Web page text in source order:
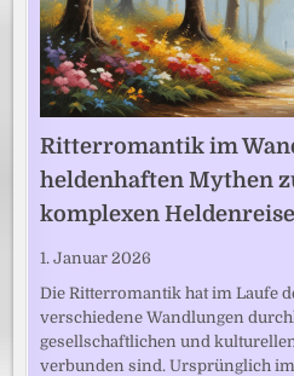
Ritterromantik im
heldenhaften Mythen
komplexen
1. Januar 2026
Die Ritterromantik hat im Laufe
verschiedene Wandlungen
gesellschaftlichen und
verbunden sind. Ursprünglich